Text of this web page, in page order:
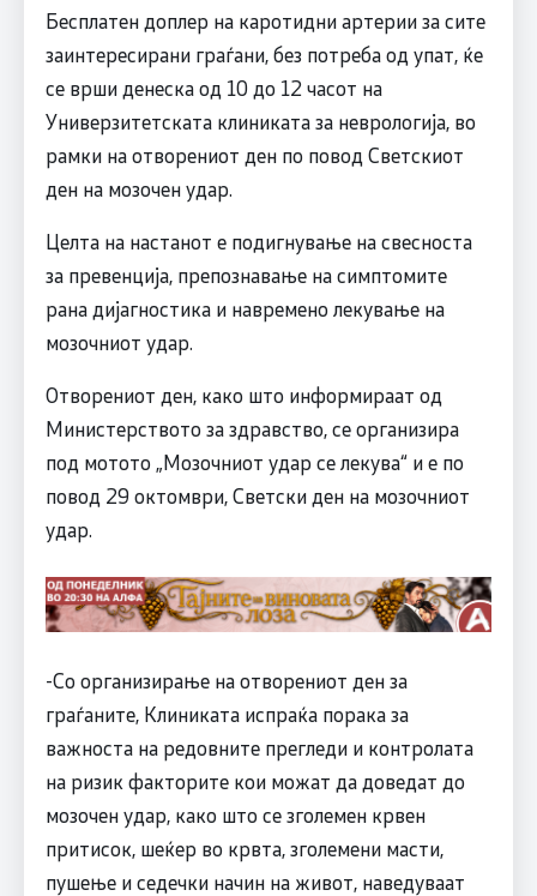
Бесплатен доплер на каротидни артерии за сите
заинтересирани граѓани, без потреба од упат, ќе
се врши денеска од 10 до 12 часот на
Универзитетската клиниката за неврологија, во
рамки на отворениот ден по повод Светскиот
ден на мозочен удар.
Целта на настанот е подигнување на свесноста
за превенција, препознавање на симптомите
рана дијагностика и навремено лекување на
мозочниот удар.
Отворениот ден, како што информираат од
Министерството за здравство, се организира
под мотото „Мозочниот удар се лекува“ и е по
повод 29 октомври, Светски ден на мозочниот
удар.
-Со организирање на отворениот ден за
граѓаните, Клиниката испраќа порака за
важноста на редовните прегледи и контролата
на ризик факторите кои можат да доведат до
мозочен удар, како што се зголемен крвен
притисок, шеќер во крвта, зголемени масти,
пушење и седечки начин на живот, наведуваат